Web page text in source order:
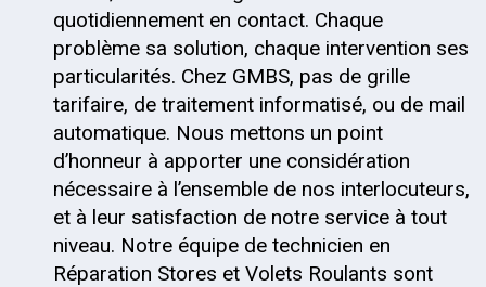
quotidiennement en contact. Chaque
problème sa solution, chaque intervention ses
particularités. Chez GMBS, pas de grille
tarifaire, de traitement informatisé, ou de mail
automatique. Nous mettons un point
d’honneur à apporter une considération
nécessaire à l’ensemble de nos interlocuteurs,
et à leur satisfaction de notre service à tout
niveau. Notre équipe de technicien en
Réparation Stores et Volets Roulants sont